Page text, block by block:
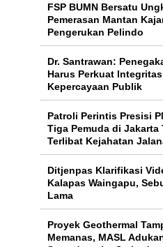
FSP BUMN Bersatu
Pemerasan Mantan
Pengerukan Pelindo
Dr. Santrawan:
Harus Perkuat
Kepercayaan Publik
Patroli Perintis Presisi
Tiga Pemuda di Jakarta
Terlibat Kejahatan
Ditjenpas Klarifikasi
Kalapas Waingapu,
Lama
Proyek Geothermal
Memanas, MASL